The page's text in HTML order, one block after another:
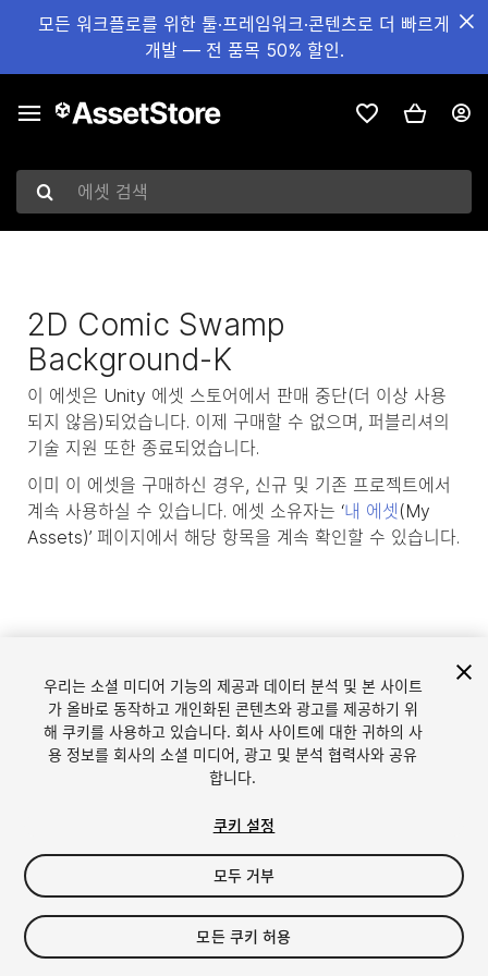
모든 워크플로를 위한 툴·프레임워크·콘텐츠로 더 빠르게
개발 — 전 품목 50% 할인.
에셋 검색
2D Comic Swamp
Background-K
이 에셋은 Unity 에셋 스토어에서 판매 중단(더 이상 사용
되지 않음)되었습니다. 이제 구매할 수 없으며, 퍼블리셔의
기술 지원 또한 종료되었습니다.
이미 이 에셋을 구매하신 경우, 신규 및 기존 프로젝트에서
계속 사용하실 수 있습니다. 에셋 소유자는 ‘내 에셋 (My
Assets)’ 페이지에서 해당 항목을 계속 확인할 수 있습니다.
简体中文
日本語
Unity에서 에셋 판매
에셋 등록 가이드라인
퍼블리셔 로그인
자주 묻는 질문
우리는 소셜 미디어 기능의 제공과 데이터 분석 및 본 사이트
가 올바로 동작하고 개인화된 콘텐츠와 광고를 제공하기 위
해 쿠키를 사용하고 있습니다. 회사 사이트에 대한 귀하의 사
용 정보를 회사의 소셜 미디어, 광고 및 분석 협력사와 공유
합니다.
쿠키 설정
모두 거부
모든 쿠키 허용